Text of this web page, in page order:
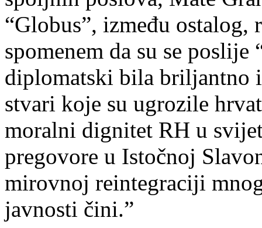
“Globus”, između ostalog,
spomenem da su se
diplomatski bila briljantno
stvari koje su ugrozile
moralni dignitet RH u
pregovore u Istočnoj
mirovnoj reintegraciji
javnosti čini.”